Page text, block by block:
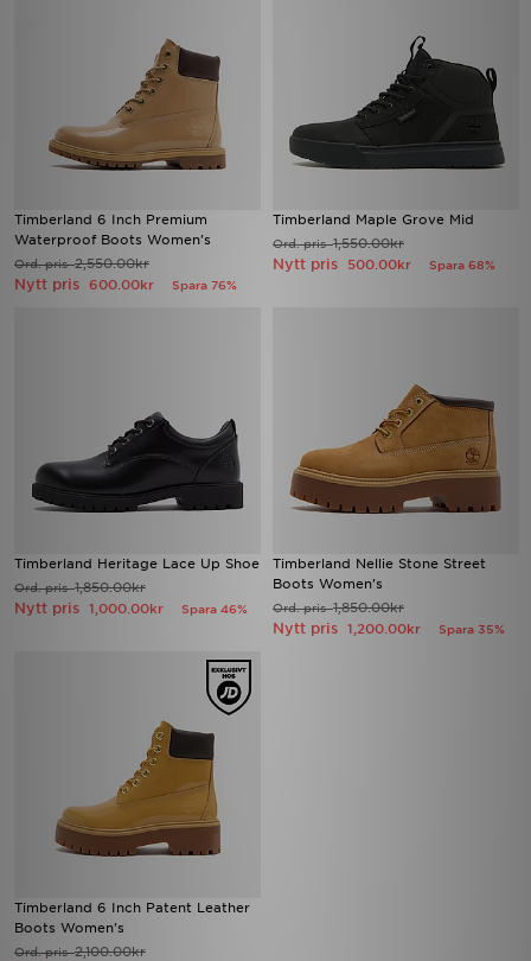
Timberland 6 Inch Premium
Waterproof Boots Women's
Ord. pris2,550.00kr
Nytt pris 600.00kr Spara 76%
Timberland Maple Grove Mid
Ord. pris1,550.00kr
Nytt pris 500.00kr Spara 68%
Timberland Heritage Lace Up Shoe
Ord. pris1,850.00kr
Nytt pris 1,000.00kr Spara 46%
Timberland Nellie Stone Street
Boots Women's
Ord. pris1,850.00kr
Nytt pris 1,200.00kr Spara 35%
Timberland 6 Inch Patent Leather
Boots Women's
Ord. pris2,100.00kr